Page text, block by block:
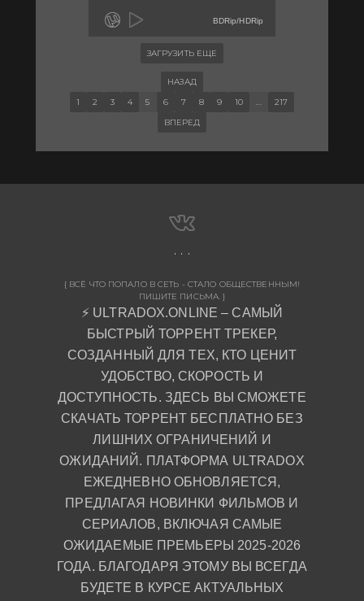
BDRip/HDRip
ЗАГРУЗИТЬ ЕЩЕ
НАЗАД
1
2 3 4 5 6 7 8 9 10 ...
217
ВПЕРЕД
{ ВСЁ ЧТО ПОПАЛО В СЕТЬ - СТАЛО ОБЩЕСТВЕННЫМ!
ПИШИТЕ ПИСЬМА. }
⚡ ULTRADOX.ONLINE – САМЫЙ
БЫСТРЫЙ ТОРРЕНТ ТРЕКЕР,
СОЗДАННЫЙ ДЛЯ ТЕХ, КТО ЦЕНИТ
УДОБСТВО, СКОРОСТЬ И
ДОСТУПНОСТЬ. ЗДЕСЬ ВЫ СМОЖЕТЕ
СКАЧАТЬ ТОРРЕНТ БЕСПЛАТНО БЕЗ
ЛИШНИХ ОГРАНИЧЕНИЙ И
ОЖИДАНИЙ. ПЛАТФОРМА ULTRADOX
ЕЖЕДНЕВНО ОБНОВЛЯЕТСЯ,
ПРЕДЛАГАЯ НОВИНКИ ФИЛЬМОВ И
СЕРИАЛОВ, ВКЛЮЧАЯ САМЫЕ
ОЖИДАЕМЫЕ ПРЕМЬЕРЫ 2025-2026
ГОДА. БЛАГОДАРЯ ЭТОМУ ВЫ ВСЕГДА
БУДЕТЕ В КУРСЕ АКТУАЛЬНЫХ